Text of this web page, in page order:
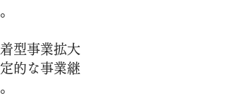
型事業拡大
的な事業継